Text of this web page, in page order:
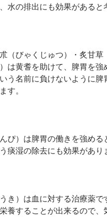
水の排出にも効果があると
（びゃくじゅつ）・炙甘草
）は黄耆を助けて、脾胃を
う名前に負けないように脾
す。
ぴ）は脾胃の働きを強める
痰湿の除去にも効果があり
き）は血に対する治療薬で
養することが出来るので、